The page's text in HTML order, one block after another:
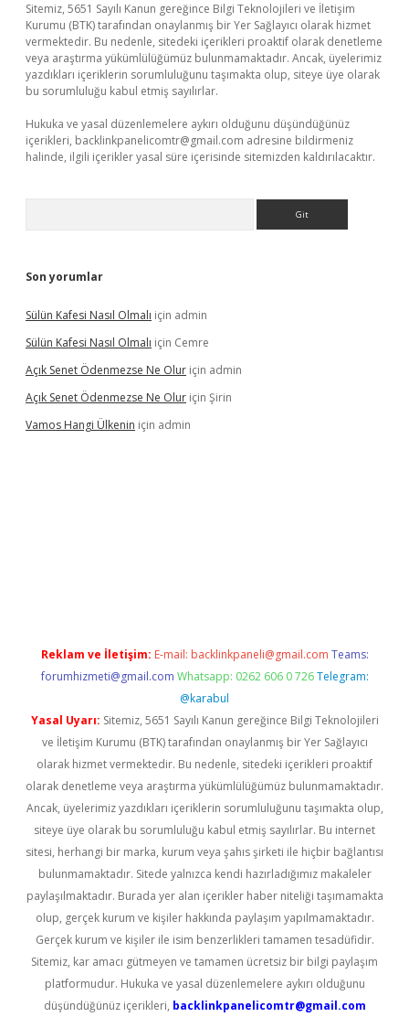
Sitemiz, 5651 Sayılı Kanun gereğince Bilgi Teknolojileri ve İletişim
Kurumu (BTK) tarafından onaylanmış bir Yer Sağlayıcı olarak hizmet
vermektedir. Bu nedenle, sitedeki içerikleri proaktif olarak denetleme
veya araştırma yükümlülüğümüz bulunmamaktadır. Ancak, üyelerimiz
yazdıkları içeriklerin sorumluluğunu taşımakta olup, siteye üye olarak
bu sorumluluğu kabul etmiş sayılırlar.
Hukuka ve yasal düzenlemelere aykırı olduğunu düşündüğünüz
içerikleri, backlinkpanelicomtr@gmail.com adresine bildirmeniz
halinde, ilgili içerikler yasal süre içerisinde sitemizden kaldırılacaktır.
Son yorumlar
Sülün Kafesi Nasıl Olmalı için admin
Sülün Kafesi Nasıl Olmalı için Cemre
Açık Senet Ödenmezse Ne Olur için admin
Açık Senet Ödenmezse Ne Olur için Şirin
Vamos Hangi Ülkenin için admin
Reklam ve İletişim: E-mail: backlinkpaneli@gmail.com Teams:
forumhizmeti@gmail.com Whatsapp: 0262 606 0 726 Telegram:
@karabul
Yasal Uyarı: Sitemiz, 5651 Sayılı Kanun gereğince Bilgi Teknolojileri
ve İletişim Kurumu (BTK) tarafından onaylanmış bir Yer Sağlayıcı
olarak hizmet vermektedir. Bu nedenle, sitedeki içerikleri proaktif
olarak denetleme veya araştırma yükümlülüğümüz bulunmamaktadır.
Ancak, üyelerimiz yazdıkları içeriklerin sorumluluğunu taşımakta olup,
siteye üye olarak bu sorumluluğu kabul etmiş sayılırlar. Bu internet
sitesi, herhangi bir marka, kurum veya şahıs şirketi ile hiçbir bağlantısı
bulunmamaktadır. Sitede yalnızca kendi hazırladığımız makaleler
paylaşılmaktadır. Burada yer alan içerikler haber niteliği taşımamakta
olup, gerçek kurum ve kişiler hakkında paylaşım yapılmamaktadır.
Gerçek kurum ve kişiler ile isim benzerlikleri tamamen tesadüfidir.
Sitemiz, kar amacı gütmeyen ve tamamen ücretsiz bir bilgi paylaşım
platformudur. Hukuka ve yasal düzenlemelere aykırı olduğunu
düşündüğünüz içerikleri, backlinkpanelicomtr@gmail.com